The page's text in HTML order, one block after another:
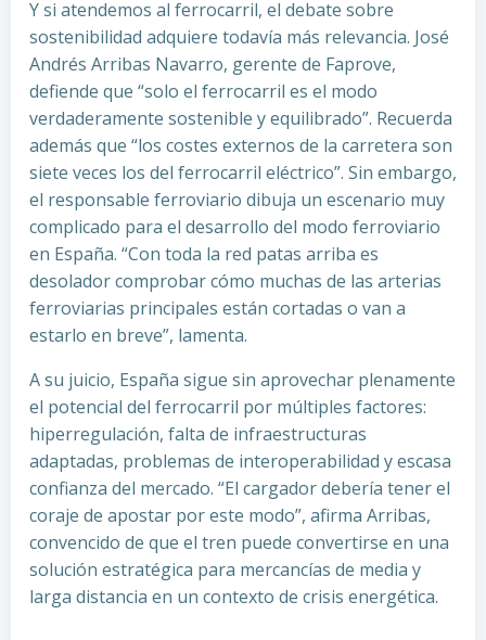
Y si atendemos al ferrocarril, el debate sobre
sostenibilidad adquiere todavía más relevancia. José
Andrés Arribas Navarro, gerente de Faprove,
defiende que “solo el ferrocarril es el modo
verdaderamente sostenible y equilibrado”. Recuerda
además que “los costes externos de la carretera son
siete veces los del ferrocarril eléctrico”. Sin embargo,
el responsable ferroviario dibuja un escenario muy
complicado para el desarrollo del modo ferroviario
en España. “Con toda la red patas arriba es
desolador comprobar cómo muchas de las arterias
ferroviarias principales están cortadas o van a
estarlo en breve”, lamenta.
A su juicio, España sigue sin aprovechar plenamente
el potencial del ferrocarril por múltiples factores:
hiperregulación, falta de infraestructuras
adaptadas, problemas de interoperabilidad y escasa
confianza del mercado. “El cargador debería tener el
coraje de apostar por este modo”, afirma Arribas,
convencido de que el tren puede convertirse en una
solución estratégica para mercancías de media y
larga distancia en un contexto de crisis energética.